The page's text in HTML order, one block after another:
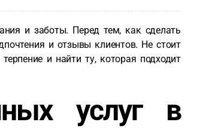
и заботы. Перед тем, как сделать
и отзывы клиентов. Не стоит
и найти ту, которая подходит
услуг в